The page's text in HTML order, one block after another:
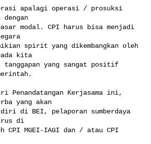
apalagi operasi / prosuksi
dengan
modal. CPI harus bisa menjadi
spirit yang dikembangkan oleh
kita
tanggapan yang sangat positif
Penandatangan Kerjasama ini,
yang akan
diri di BEI, pelaporan sumberdaya
di
CPI MGEI-IAGI dan / atau CPI